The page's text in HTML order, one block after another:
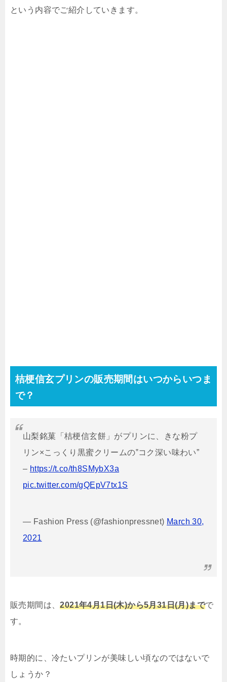
という内容でご紹介していきます。
桔梗信玄プリンの販売期間はいつからいつま
で？
山梨銘菓「桔梗信玄餅」がプリンに、きな粉プ
リン×こっくり黒蜜クリームの‟コク深い味わい”
– https://t.co/th8SMybX3a
pic.twitter.com/gQEpV7tx1S
— Fashion Press (@fashionpressnet) March 30,
2021
販売期間は、2021年4月1日(木)から5月31日(月)までで
す。
時期的に、冷たいプリンが美味しい頃なのではないで
しょうか？